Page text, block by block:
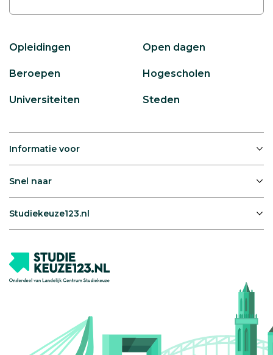
Opleidingen Open dagen
Beroepen Hogescholen
Universiteiten Steden
Informatie voor
Snel naar
Studiekeuze123.nl